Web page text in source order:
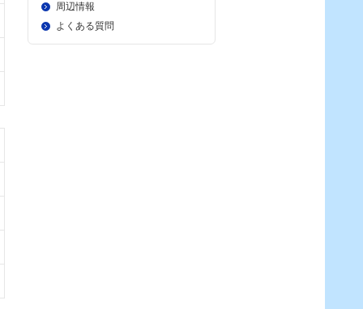
周辺情報
よくある質問